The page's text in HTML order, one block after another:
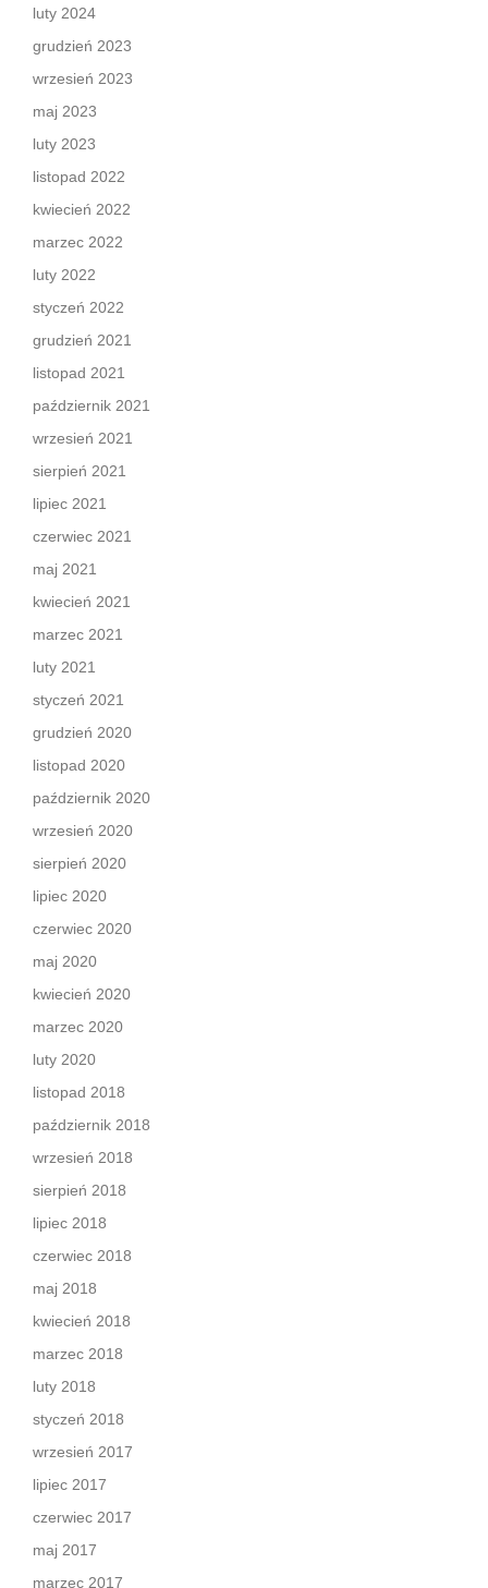
luty 2024
grudzień 2023
wrzesień 2023
maj 2023
luty 2023
listopad 2022
kwiecień 2022
marzec 2022
luty 2022
styczeń 2022
grudzień 2021
listopad 2021
październik 2021
wrzesień 2021
sierpień 2021
lipiec 2021
czerwiec 2021
maj 2021
kwiecień 2021
marzec 2021
luty 2021
styczeń 2021
grudzień 2020
listopad 2020
październik 2020
wrzesień 2020
sierpień 2020
lipiec 2020
czerwiec 2020
maj 2020
kwiecień 2020
marzec 2020
luty 2020
listopad 2018
październik 2018
wrzesień 2018
sierpień 2018
lipiec 2018
czerwiec 2018
maj 2018
kwiecień 2018
marzec 2018
luty 2018
styczeń 2018
wrzesień 2017
lipiec 2017
czerwiec 2017
maj 2017
marzec 2017